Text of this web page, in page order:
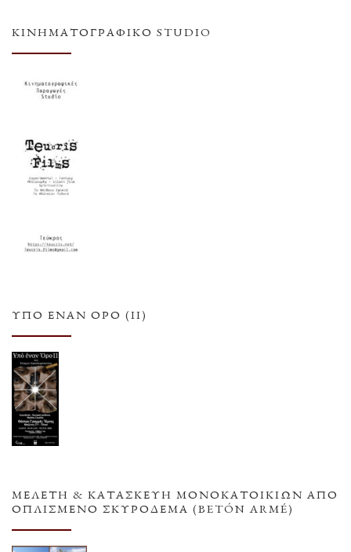
ΚΙΝΗΜΑΤΟΓΡΑΦΙΚΌ STUDIO
ΥΠΌ ΈΝΑΝ ΌΡΟ (ΙΙ)
ΜΕΛΕΤΗ & ΚΑΤΑΣΚΕΥΗ ΜΟΝΟΚΑΤΟΙΚΙΩΝ ΑΠΟ
ΟΠΛΙΣΜΕΝΟ ΣΚΥΡΟΔΕΜΑ (BETÓN ARMÉ)